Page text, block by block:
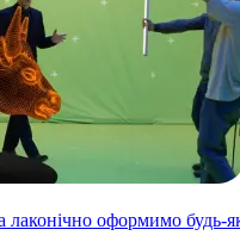
оформимо будь-